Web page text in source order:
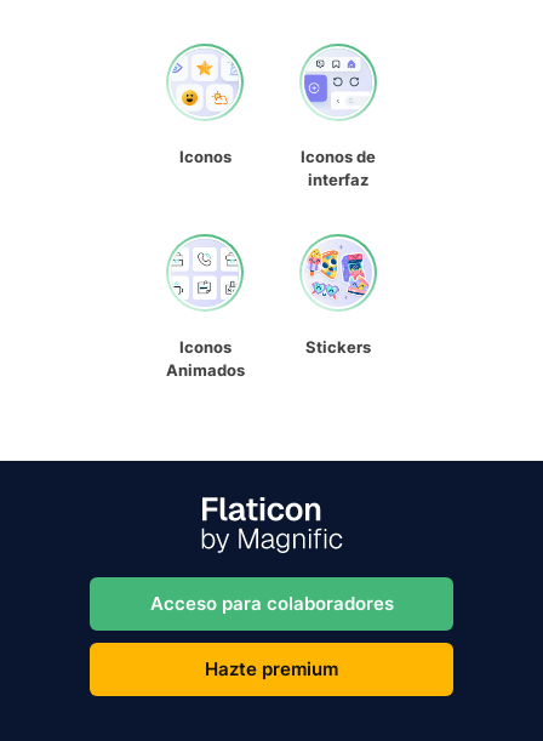
Iconos
Iconos de
interfaz
Iconos
Animados
Stickers
Acceso para colaboradores
Hazte premium